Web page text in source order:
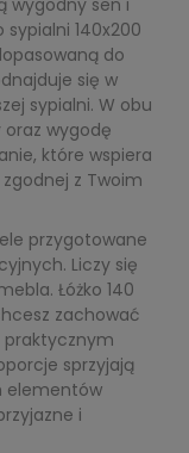
sypialni 140x200
do
się w
sypialni. W obu
oraz wygodę
które wspiera
z Twoim
przygotowane
Liczy się
Łóżko 140
zachować
sprzyjają
elementów
i